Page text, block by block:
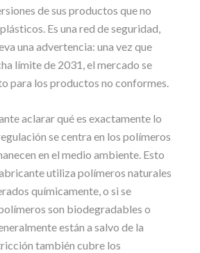
de sus productos que no
Es una red de seguridad,
una advertencia: una vez que
límite de 2031, el mercado se
para los productos no conformes.
aclarar qué es exactamente lo
se centra en los polímeros
en el medio ambiente. Esto
utiliza polímeros naturales
químicamente, o si se
son biodegradables o
están a salvo de la
también cubre los